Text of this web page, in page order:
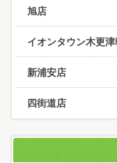
旭店
イオンタウン木更
新浦安店
四街道店